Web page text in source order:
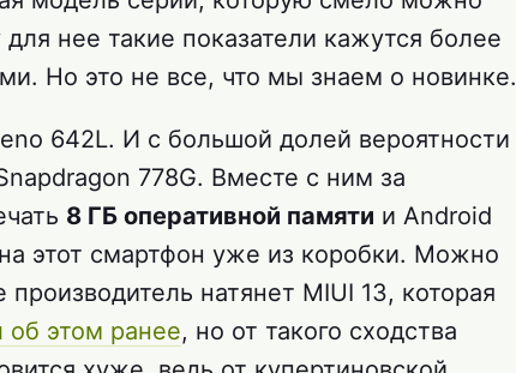
нее такие показатели кажутся более
Но это не все, что мы знаем о новинке.
642L. И с большой долей вероятности
778G. Вместе с ним за
8 ГБ оперативной памяти и Android
этот смартфон уже из коробки. Можно
натянет MIUI 13, которая
об этом ранее, но от такого сходства